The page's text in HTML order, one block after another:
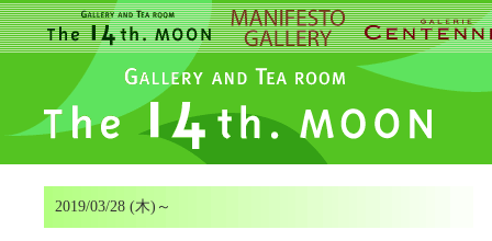
2019/03/28 (木)～